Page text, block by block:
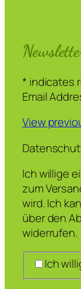
* indicates
Email
View
Ich willige
zum
wird. Ich
über den
widerrufen.
Ich